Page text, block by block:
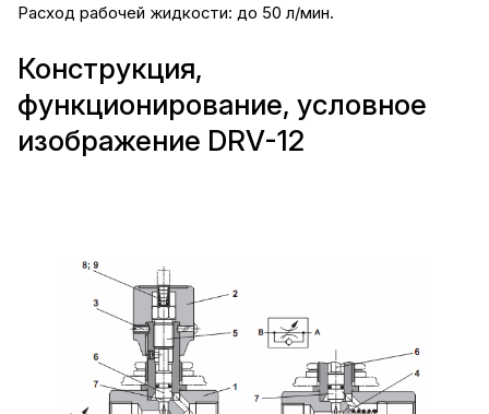
Расход рабочей жидкости: до 50 л/мин.
Конструкция,
функционирование, условное
изображение DRV-12